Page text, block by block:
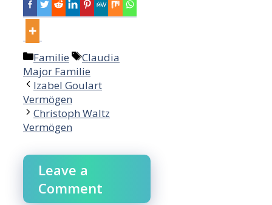
Categories
Familie Tags
Claudia
Major Familie
Post
navigation
Izabel Goulart
Vermögen
Christoph Waltz
Vermögen
Leave a
Comment